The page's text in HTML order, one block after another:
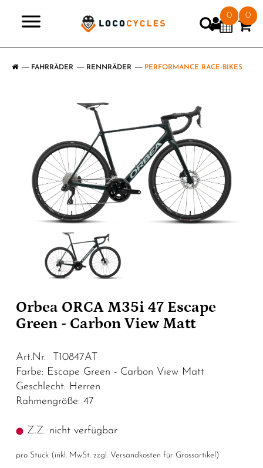
0 0
FAHRRÄDER RENNRÄDER PERFORMANCE RACE-BIKES
Orbea ORCA M35i 47 Escape
Green - Carbon View Matt
Art.Nr. T10847AT
Farbe: Escape Green - Carbon View Matt
Geschlecht: Herren
Rahmengröße: 47
Z.Z. nicht verfügbar
pro Stück (inkl. MwSt. zzgl. Versandkosten für Grossartikel )